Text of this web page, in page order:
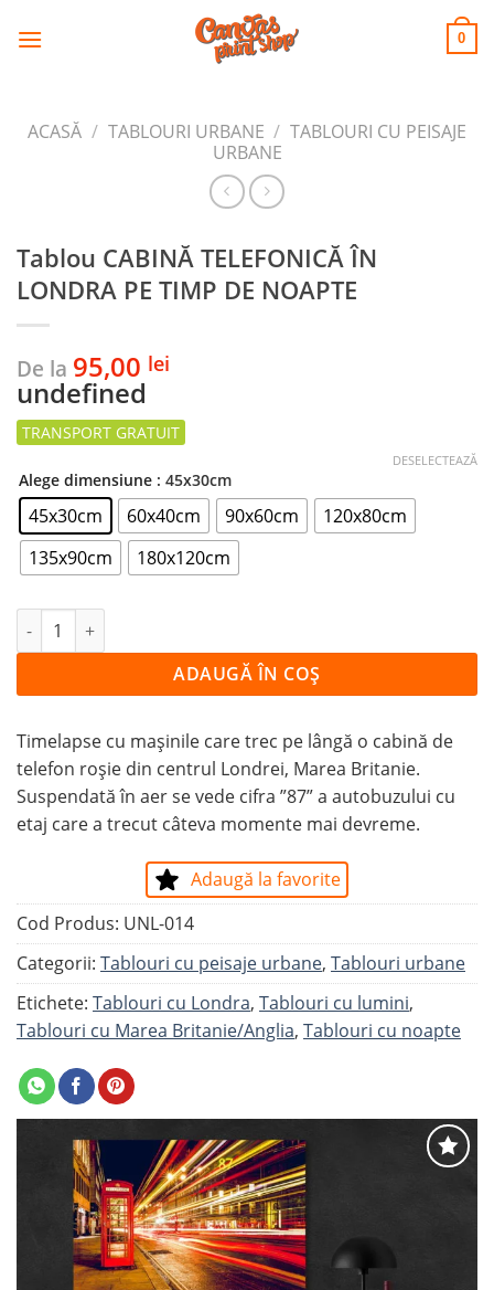
CANVAS
PRINT SHOP 0
ACASĂ / TABLOURI URBANE / TABLOURI CU PEISAJE
URBANE
Tablou CABINĂ TELEFONICĂ ÎN
LONDRA PE TIMP DE NOAPTE
De la 95,00 lei
undefined
Alege dimensiune : 45x30cm
45x30cm 60x40cm 90x60cm
120x80cm
135x90cm
180x120cm
DESELECTEAZĂ
Cantitate Tablou CABINĂ TELEFONICĂ ÎN LONDRA PE
ADAUGĂ ÎN COȘ
Timelapse cu mașinile care trec pe lângă o cabină de
telefon roșie din centrul Londrei, Marea Britanie.
Suspendată în aer se vede cifra ”87” a autobuzului cu
etaj care a trecut câteva momente mai devreme.
Adaugă la favorite
Cod Produs: UNL-014
Categorii: Tablouri cu peisaje urbane, Tablouri urbane
Etichete: Tablouri cu Londra, Tablouri cu lumini,
Tablouri cu Marea Britanie/Anglia, Tablouri cu noapte